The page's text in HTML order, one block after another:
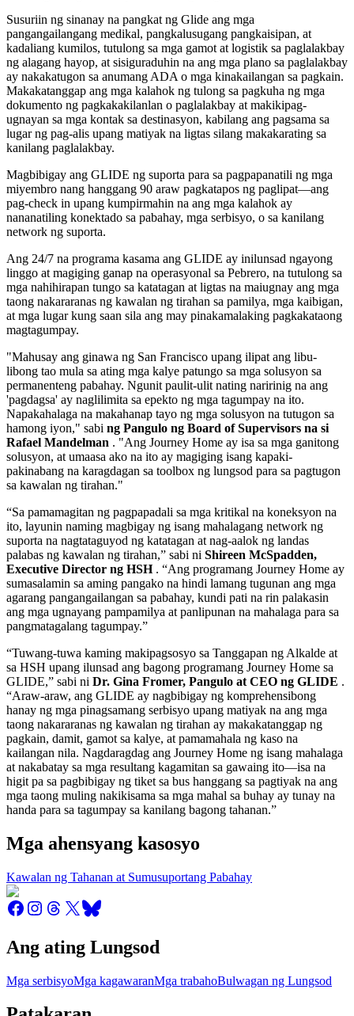
Susuriin ng sinanay na pangkat ng Glide ang mga
pangangailangang medikal, pangkalusugang pangkaisipan, at
kadaliang kumilos, tutulong sa mga gamot at logistik sa paglalakbay
ng alagang hayop, at sisiguraduhin na ang mga plano sa paglalakbay
ay nakakatugon sa anumang ADA o mga kinakailangan sa pagkain.
Makakatanggap ang mga kalahok ng tulong sa pagkuha ng mga
dokumento ng pagkakakilanlan o paglalakbay at makikipag-
ugnayan sa mga kontak sa destinasyon, kabilang ang pagsama sa
lugar ng pag-alis upang matiyak na ligtas silang makakarating sa
kanilang paglalakbay.
Magbibigay ang GLIDE ng suporta para sa pagpapanatili ng mga
miyembro nang hanggang 90 araw pagkatapos ng paglipat—ang
pag-check in upang kumpirmahin na ang mga kalahok ay
nananatiling konektado sa pabahay, mga serbisyo, o sa kanilang
network ng suporta.
Ang 24/7 na programa kasama ang GLIDE ay inilunsad ngayong
linggo at magiging ganap na operasyonal sa Pebrero, na tutulong sa
mga nahihirapan tungo sa katatagan at ligtas na maiugnay ang mga
taong nakararanas ng kawalan ng tirahan sa pamilya, mga kaibigan,
at mga lugar kung saan sila ang may pinakamalaking pagkakataong
magtagumpay.
"Mahusay ang ginawa ng San Francisco upang ilipat ang libu-
libong tao mula sa ating mga kalye patungo sa mga solusyon sa
permanenteng pabahay. Ngunit paulit-ulit nating naririnig na ang
'pagdagsa' ay naglilimita sa epekto ng mga tagumpay na ito.
Napakahalaga na makahanap tayo ng mga solusyon na tutugon sa
hamong iyon," sabi ng Pangulo ng Board of Supervisors na si
Rafael Mandelman . "Ang Journey Home ay isa sa mga ganitong
solusyon, at umaasa ako na ito ay magiging isang kapaki-
pakinabang na karagdagan sa toolbox ng lungsod para sa pagtugon
sa kawalan ng tirahan."
“Sa pamamagitan ng pagpapadali sa mga kritikal na koneksyon na
ito, layunin naming magbigay ng isang mahalagang network ng
suporta na nagtataguyod ng katatagan at nag-aalok ng landas
palabas ng kawalan ng tirahan,” sabi ni Shireen McSpadden,
Executive Director ng HSH. “Ang programang Journey Home ay
sumasalamin sa aming pangako na hindi lamang tugunan ang mga
agarang pangangailangan sa pabahay, kundi pati na rin palakasin
ang mga ugnayang pampamilya at panlipunan na mahalaga para sa
pangmatagalang tagumpay.”
“Tuwang-tuwa kaming makipagsosyo sa Tanggapan ng Alkalde at
sa HSH upang ilunsad ang bagong programang Journey Home sa
GLIDE,” sabi ni Dr. Gina Fromer, Pangulo at CEO ng GLIDE .
“Araw-araw, ang GLIDE ay nagbibigay ng komprehensibong
hanay ng mga pinagsamang serbisyo upang matiyak na ang mga
taong nakararanas ng kawalan ng tirahan ay makakatanggap ng
pagkain, damit, gamot sa kalye, at pamamahala ng kaso na
kailangan nila. Nagdaragdag ang Journey Home ng isang mahalaga
at nakabatay sa mga resultang kagamitan sa gawaing ito—isa na
higit pa sa pagbibigay ng tiket sa bus hanggang sa pagtiyak na ang
mga taong muling nakikisama sa mga mahal sa buhay ay tunay na
handa para sa tagumpay sa kanilang bagong tahanan.”
Mga ahensyang kasosyo
Kawalan ng Tahanan at Sumusuportang Pabahay
Ang ating Lungsod
Mga serbisyoMga kagawaranMga trabahoBulwagan ng Lungsod